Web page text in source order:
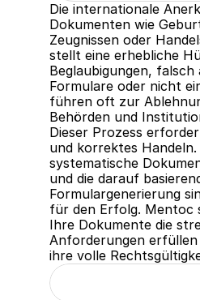
Die internationale
Dokumenten wie
Zeugnissen oder
stellt eine erhebliche
Beglaubigungen,
Formulare oder nicht
führen oft zur
Behörden und
Dieser Prozess
und korrektes Handeln.
systematische
und die darauf
Formulargenerierung
für den Erfolg. Mentoc
Ihre Dokumente die
Anforderungen
ihre volle